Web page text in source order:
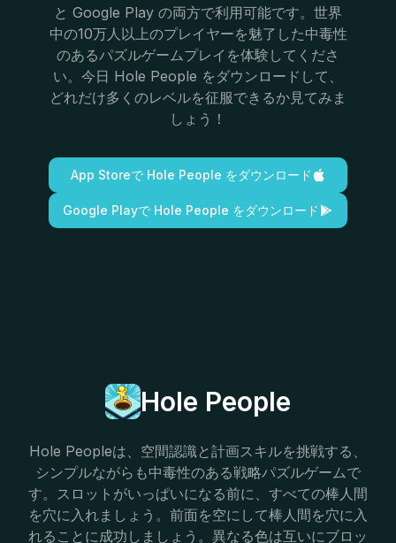
と Google Play の両方で利用可能です。世界
中の10万人以上のプレイヤーを魅了した中毒性
のあるパズルゲームプレイを体験してくださ
い。今日 Hole People をダウンロードして、
どれだけ多くのレベルを征服できるか見てみま
しょう！
App Storeで Hole People をダウンロード
Google Playで Hole People をダウンロード
Hole People
Hole Peopleは、空間認識と計画スキルを挑戦する、
シンプルながらも中毒性のある戦略パズルゲームで
す。スロットがいっぱいになる前に、すべての棒人間
を穴に入れましょう。前面を空にして棒人間を穴に入
れることに成功しましょう。異なる色は互いにブロッ